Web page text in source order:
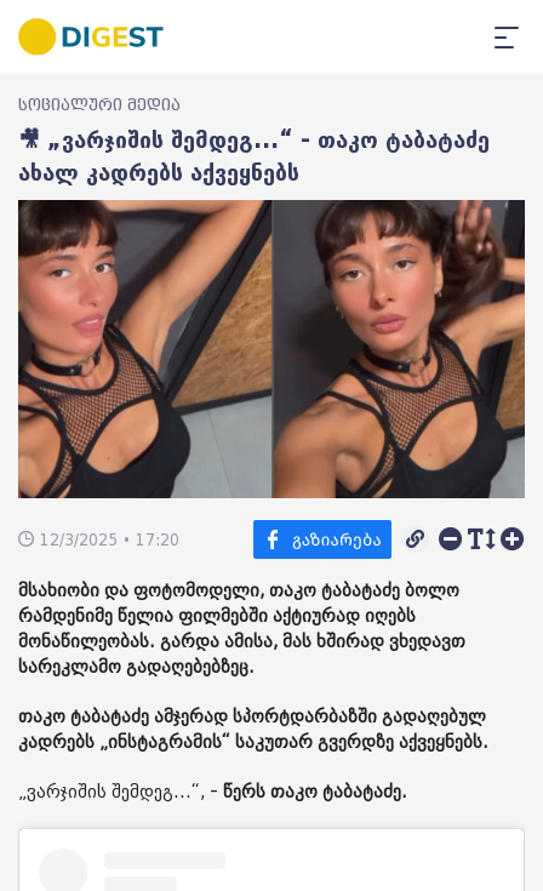
სოციალური მედია
🎥 „ვარჯიშის შემდეგ...“ - თაკო ტაბატაძე
ახალ კადრებს აქვეყნებს
12/3/2025 • 17:20
მსახიობი და ფოტომოდელი, თაკო ტაბატაძე ბოლო
რამდენიმე წელია ფილმებში აქტიურად იღებს
მონაწილეობას. გარდა ამისა, მას ხშირად ვხედავთ
სარეკლამო გადაღებებზეც.
თაკო ტაბატაძე ამჯერად სპორტდარბაზში გადაღებულ
კადრებს „ინსტაგრამის“ საკუთარ გვერდზე აქვეყნებს.
„ვარჯიშის შემდეგ...“, - წერს თაკო ტაბატაძე.